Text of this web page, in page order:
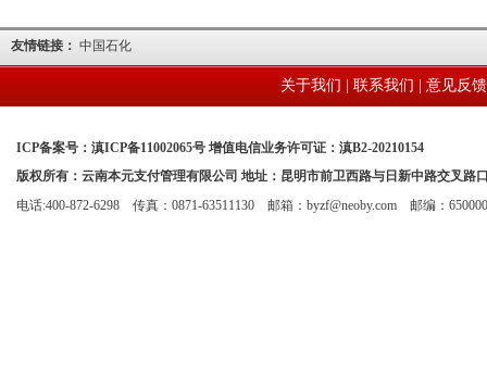
友情链接： 中国石化
关于我们 联系我们 意见反馈
ICP备案号：滇ICP备11002065号 增值电信业务许可证：滇B2-20210154
版权所有：云南本元支付管理有限公司 地址：昆明市前卫西路与日新中路交叉
电话:400-872-6298 传真：0871-63511130 邮箱：byzf@neoby.com 邮编：